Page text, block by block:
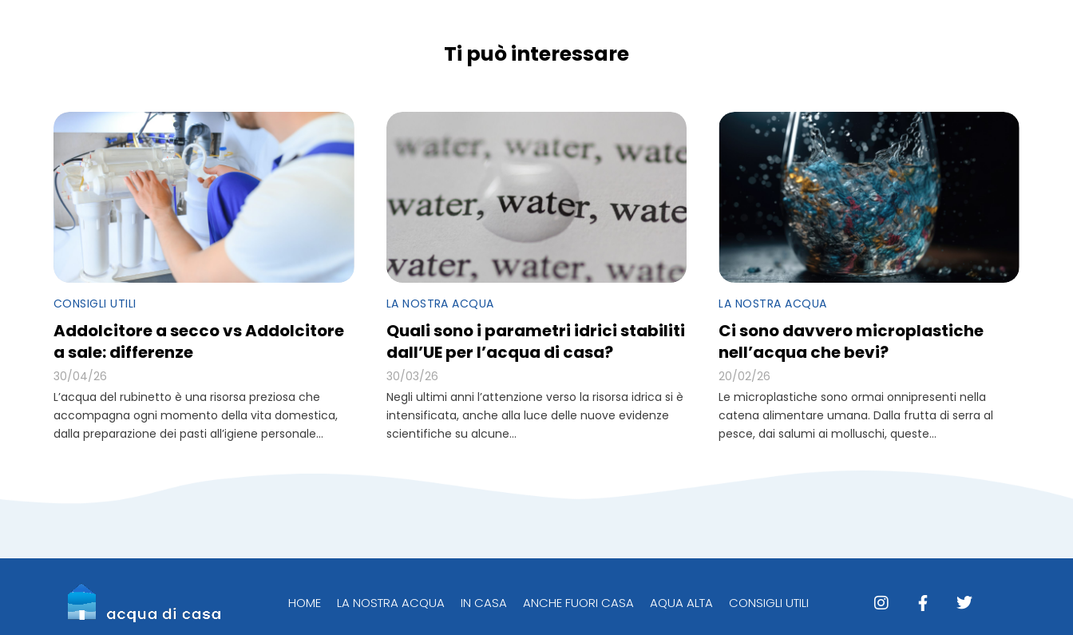
Ti può interessare
CONSIGLI UTILI
Addolcitore a secco vs Addolcitore
a sale: differenze
30/04/26
L’acqua del rubinetto è una risorsa preziosa che
accompagna ogni momento della vita domestica,
dalla preparazione dei pasti all’igiene personale...
LA NOSTRA ACQUA
Quali sono i parametri idrici stabiliti
dall’UE per l’acqua di casa?
30/03/26
Negli ultimi anni l’attenzione verso la risorsa idrica si è
intensificata, anche alla luce delle nuove evidenze
scientifiche su alcune...
LA NOSTRA ACQUA
Ci sono davvero microplastiche
nell’acqua che bevi?
20/02/26
Le microplastiche sono ormai onnipresenti nella
catena alimentare umana. Dalla frutta di serra al
pesce, dai salumi ai molluschi, queste...
HOME LA NOSTRA ACQUA IN CASA ANCHE FUORI CASA AQUA ALTA CONSIGLI UTILI